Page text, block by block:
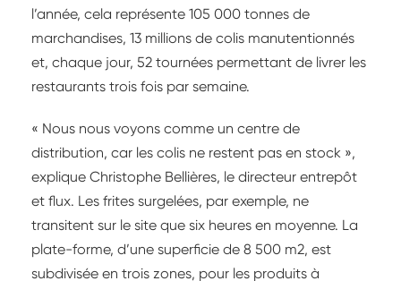
l’année, cela représente 105 000 tonnes de
marchandises, 13 millions de colis manutentionnés
et, chaque jour, 52 tournées permettant de livrer les
restaurants trois fois par semaine.
« Nous nous voyons comme un centre de
distribution, car les colis ne restent pas en stock »,
explique Christophe Bellières, le directeur entrepôt
et flux. Les frites surgelées, par exemple, ne
transitent sur le site que six heures en moyenne. La
plate-forme, d’une superficie de 8 500 m2, est
subdivisée en trois zones, pour les produits à